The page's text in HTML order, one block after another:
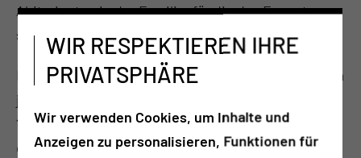
Abiturienten in der Familie, für die das Format
spannend ist?
Interessierte amModellstudiengang Humanmedizin
jedenfalls können sich am Dienstag,
15.30 Uhr im Hörsaal Haus 33 an der MUL – CT
das neuartige Studienangebot des Uniklinikums
WIR RESPEKTIEREN IHRE
PRIVATSPHÄRE
Wir verwenden Cookies, um Inhalte und
Anzeigen zu personalisieren, Funktionen für